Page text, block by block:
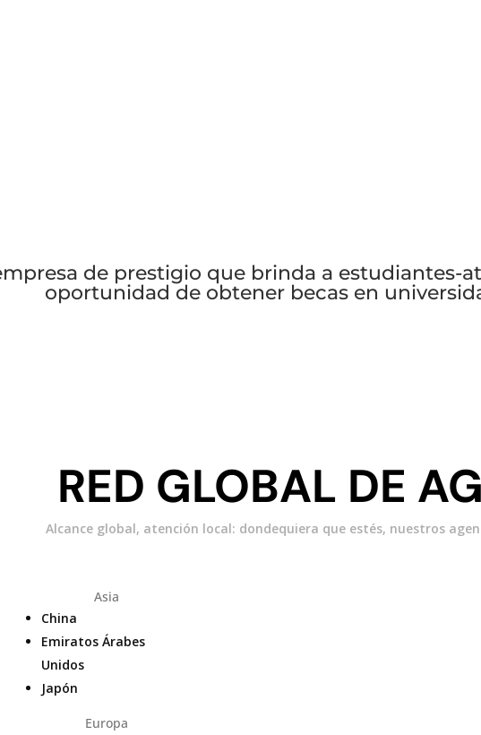
de prestigio que brinda a estudiantes-
oportunidad de obtener becas en
RED GLOBAL DE
Alcance global, atención local: dondequiera que estés, nuestros
Asia
China
Emiratos Árabes
Unidos
Japón
Europa